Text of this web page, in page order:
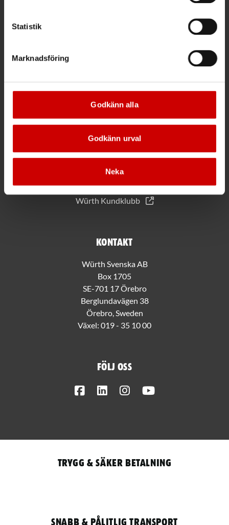
Statistik
Marknadsföring
Godkänn alla
Godkänn urval
Neka
Mer information
Allmänna villkor
Bli kund hos Würth
Hållbarhet
Jobba hos oss
Würth Kundklubb
Kontakt
Würth Svenska AB
Box 1705
SE-701 17 Örebro
Berglundavägen 38
Örebro, Sweden
Växel: 019 - 35 10 00
Följ oss
FacebookLinkedInInstagram
Trygg & säker betalning
Snabb & pålitlig transport